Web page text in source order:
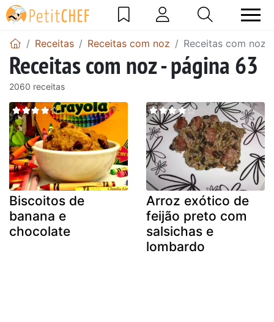
Receitas Receitas com noz Receitas com noz
Receitas com noz - página 63
2060 receitas
Biscoitos de
banana e
chocolate
Arroz exótico de
feijão preto com
salsichas e
lombardo